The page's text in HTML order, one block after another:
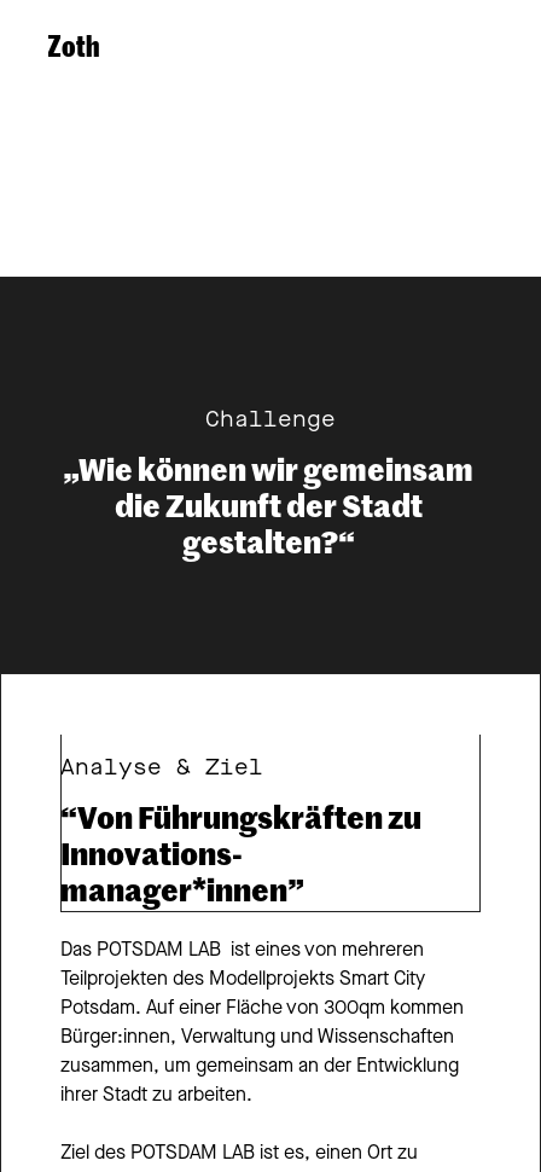
Zoth
Challenge
„Wie können wir gemeinsam
die Zukunft der Stadt
gestalten?“
Analyse & Ziel
“Von Führungskräften zu
Innovations-
manager*innen”
Das POTSDAM LAB  ist eines von mehreren
Teilprojekten des Modellprojekts Smart City
Potsdam. Auf einer Fläche von 300qm kommen
Bürger:innen, Verwaltung und Wissenschaften
zusammen, um gemeinsam an der Entwicklung
ihrer Stadt zu arbeiten.
Ziel des POTSDAM LAB ist es, einen Ort zu